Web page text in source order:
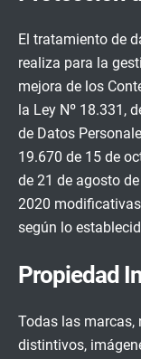
El tratamiento de
realiza para la
mejora de los
la Ley Nº 18.331,
de Datos
19.670 de 15 de
de 21 de agosto
2020
según lo
Propiedad
Todas las marcas,
distintivos,